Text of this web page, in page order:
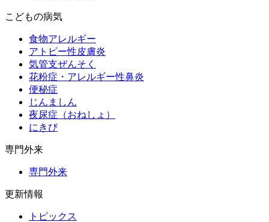
こどもの病気
食物アレルギー
アトピー性皮膚炎
気管支ぜんそく
花粉症・アレルギー性鼻炎
便秘症
じんましん
夜尿症（おねしょ）
にきび
専門外来
専門外来
更新情報
トピックス